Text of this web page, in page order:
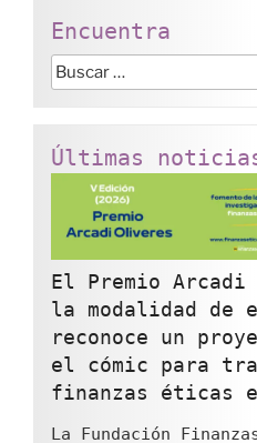
Encuentra
Buscar
por:
Últimas
El Premio Arcadi
la modalidad de
reconoce un
el cómic para
finanzas éticas
La Fundación